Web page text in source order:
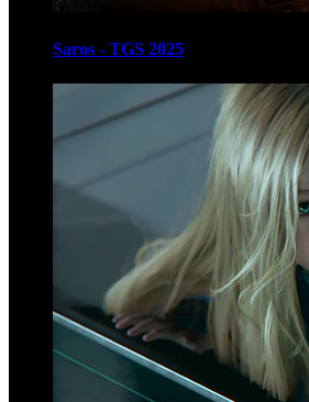
Saros - TGS 2025